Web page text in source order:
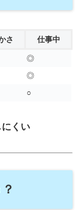
さ 仕事中
◎
◎
○
くい